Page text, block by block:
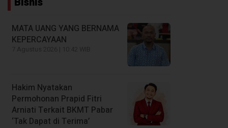
MATA UANG YANG BERNAMA
KEPERCAYAAN
Hakim Nyatakan
Permohonan Prapid Fitri
Arniati Terkait BKMT Pabar
‘Tak Dapat di Terima’